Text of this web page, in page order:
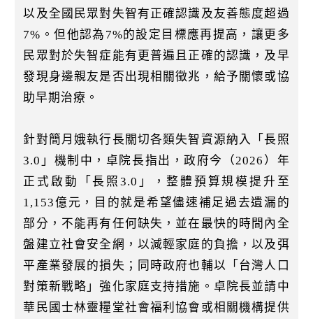
以及全國民眾對失智有正確認識及友善態度超過
7%。但他認為7%的設定目標應再提高，讓更多
民眾對於失智症能有更普遍且正確的認識，及早
發現身邊親友是否出現相關徵兆，給予關懷或協
助早期治療。
針對簡月娥執行長關切各類失智資源納入「長照
3.0」機制中，卓院長指出，政府今（2026）年
正式啟動「長照3.0」，整體預算規模提升至
1,153億元，目的就是希望儘速補足過去遺漏的
部分，不能再有任何缺失，並在最快的時間內全
盤建立社會安全網，以減輕家庭的負擔，以及弭
平產業發展的損失；同時政府也輔以「台灣人口
對策新戰略」強化家庭支持措施。卓院長並請中
華民國士林靈糧堂社會福利協會或相關機構提供